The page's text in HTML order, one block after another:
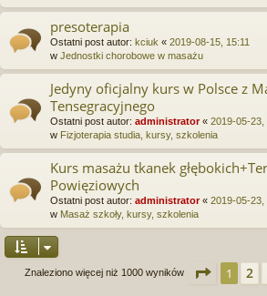
presoterapia
Ostatni post autor: kciuk « 2019-08-15, 15:11
w Jednostki chorobowe w masażu
Jedyny oficjalny kurs w Polsce z
Tensegracyjnego
Ostatni post autor: administrator« 2019-05-23,
w Fizjoterapia studia, kursy, szkolenia
Kurs masażu tkanek
Powięziowych
Ostatni post autor: administrator« 2019-05-23,
w Masaż szkoły, kursy, szkolenia
Znaleziono więcej niż 1000 wyników Strona
1 2